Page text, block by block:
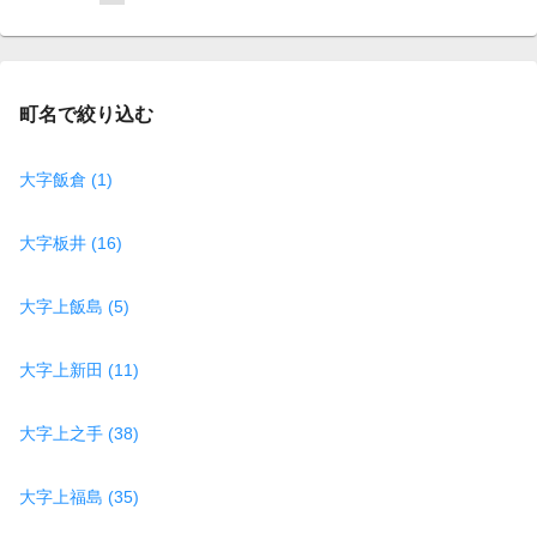
page
町名で絞り込む
大字飯倉 (1)
大字板井 (16)
大字上飯島 (5)
大字上新田 (11)
大字上之手 (38)
大字上福島 (35)